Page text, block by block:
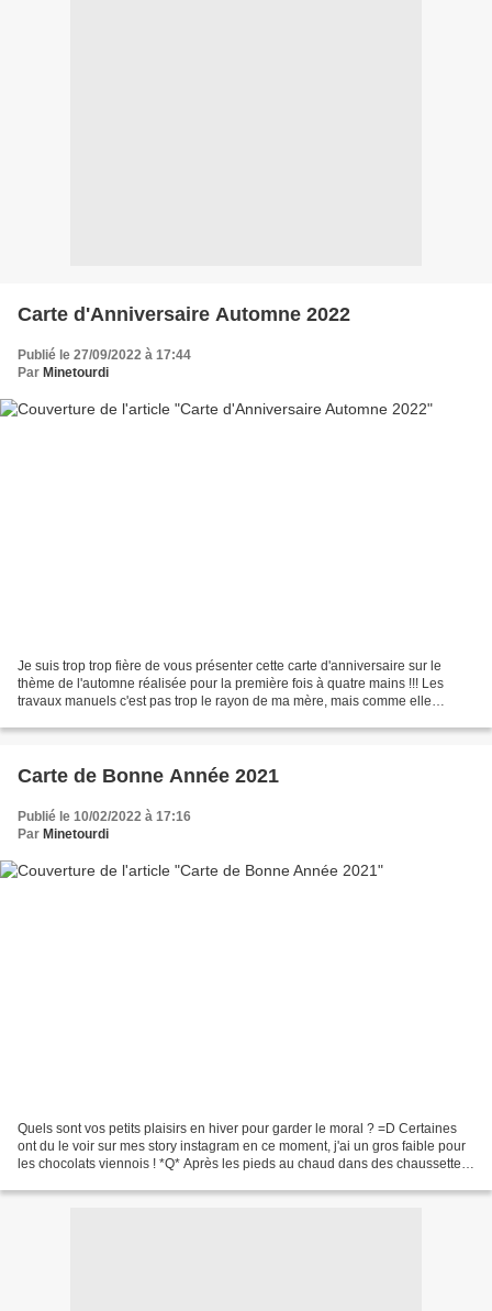
Carte d'Anniversaire Automne 2022
Publié le 27/09/2022 à 17:44
Par Minetourdi
Je suis trop trop fière de vous présenter cette carte d'anniversaire sur le
thème de l'automne réalisée pour la première fois à quatre mains !!! Les
travaux manuels c'est pas trop le rayon de ma mère, mais comme elle
Carte de Bonne Année 2021
Publié le 10/02/2022 à 17:16
Par Minetourdi
Quels sont vos petits plaisirs en hiver pour garder le moral ? =D Certaines
ont du le voir sur mes story instagram en ce moment, j'ai un gros faible pour
les chocolats viennois ! *Q* Après les pieds au chaud dans des chaussettes